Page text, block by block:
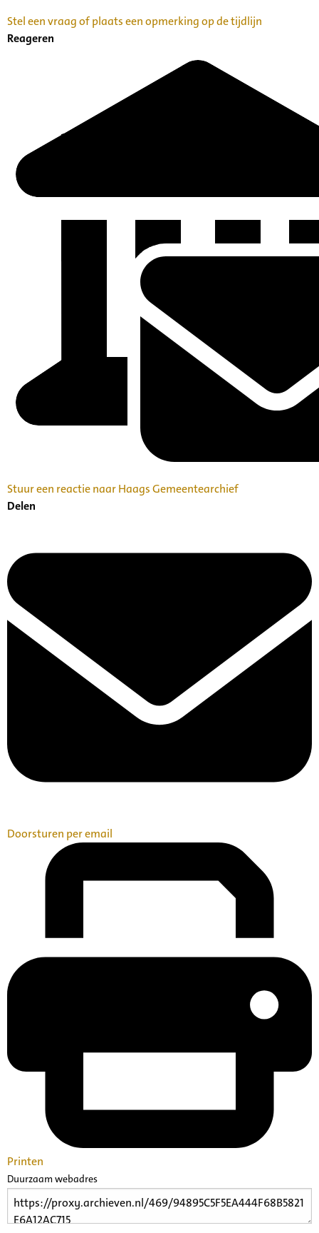
Stel een vraag of plaats een opmerking op de tijdlijn
Reageren
Stuur een reactie naar Haags Gemeentearchief
Delen
Doorsturen per email
Printen
Duurzaam webadres